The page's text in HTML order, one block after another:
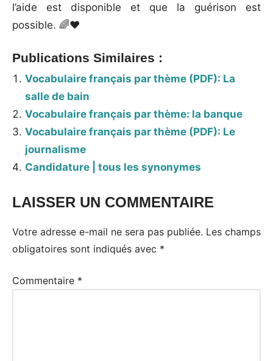
l’aide est disponible et que la guérison est
possible. 🌈❤️
Publications Similaires :
Vocabulaire français par thème (PDF): La
salle de bain
Vocabulaire français par thème: la banque
Vocabulaire français par thème (PDF): Le
journalisme
Candidature | tous les synonymes
LAISSER UN COMMENTAIRE
Votre adresse e-mail ne sera pas publiée. Les champs
obligatoires sont indiqués avec *
Commentaire *